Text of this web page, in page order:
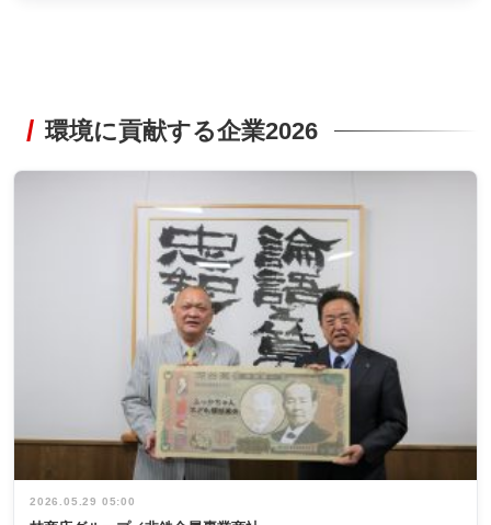
環境に貢献する企業2026
2026.05.29 05:00